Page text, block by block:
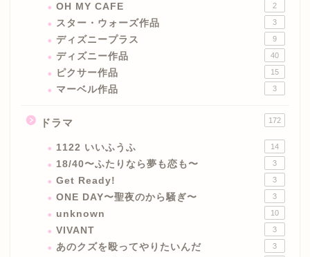
OH MY CAFE 2
スター・ウォーズ作品 3
ディズニープラス 9
ディズニー作品 40
ピクサー作品 15
マーベル作品 3
ドラマ 172
1122 いいふうふ 14
18/40〜ふたりなら夢も恋も〜 3
Get Ready! 3
ONE DAY〜聖夜のから騒ぎ〜 3
unknown 10
VIVANT 3
あのクズを殴ってやりたいんだ 3